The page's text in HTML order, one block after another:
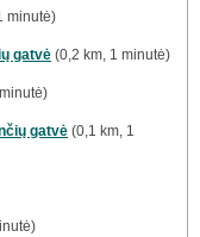
minutė)
gatvė (0,2 km, 1 minutė)
gatvė (0,1 km, 1